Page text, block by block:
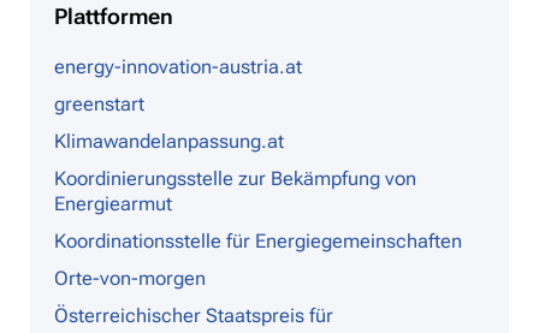
Plattformen
energy-innovation-austria.at
greenstart
Klimawandelanpassung.at
Koordinierungsstelle zur Bekämpfung von
Energiearmut
Koordinationsstelle für Energiegemeinschaften
Orte-von-morgen
Österreichischer Staatspreis für